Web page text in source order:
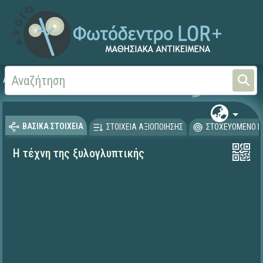
Αρχική
ΒΑΣΙΚΑ ΣΤΟΙΧΕΙΑ ΣΤΟΙΧΕΙΑ ΑΞΙΟΠΟΙΗΣΗΣ ΣΤΟΧΕΥΟΜΕΝΟ
Η τέχνη της ξυλογλυπτικής